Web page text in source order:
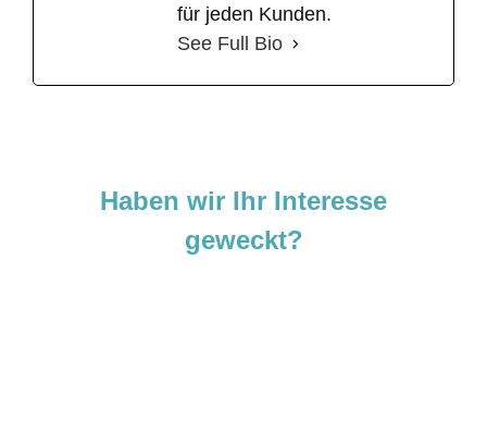
für jeden Kunden.
See Full Bio
Haben wir Ihr Interesse
geweckt?